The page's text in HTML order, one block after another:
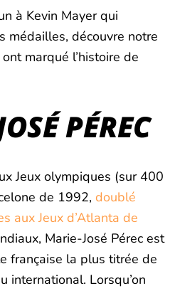
à Kevin Mayer qui
médailles, découvre notre
marqué l’histoire de
PÉREC
Jeux olympiques (sur 400
de 1992, doublé
aux Jeux d’Atlanta de
Marie-José Pérec est
française la plus titrée de
international. Lorsqu’on